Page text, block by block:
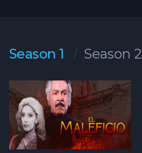
Season 1 Season 2